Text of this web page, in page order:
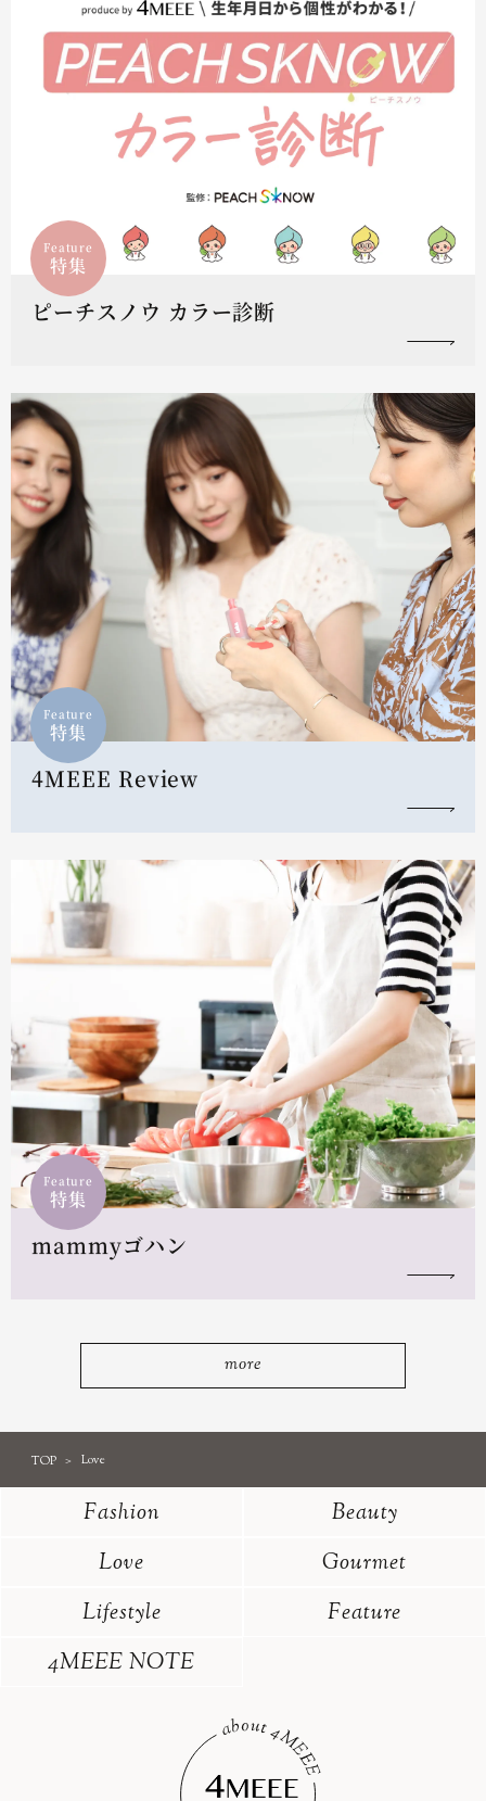
Feature
特集
ピーチスノウ カラー診断
Feature
特集
4MEEE Review
Feature
特集
mammyゴハン
more
TOP Love
Fashion
Beauty
Love
Gourmet
Lifestyle
Feature
4MEEE NOTE